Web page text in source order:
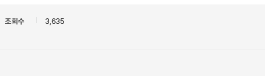
조회수 3,635